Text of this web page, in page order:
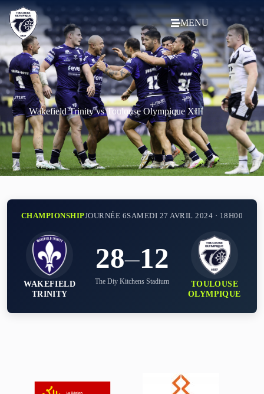
MENU
Wakefield Trinity vs Toulouse Olympique XIII
CHAMPIONSHIPJOURNÉE 6SAMEDI 27 AVRIL 2024 · 18H00
WAKEFIELD
TRINITY
28–12
The Diy Kitchens Stadium
TOULOUSE
OLYMPIQUE